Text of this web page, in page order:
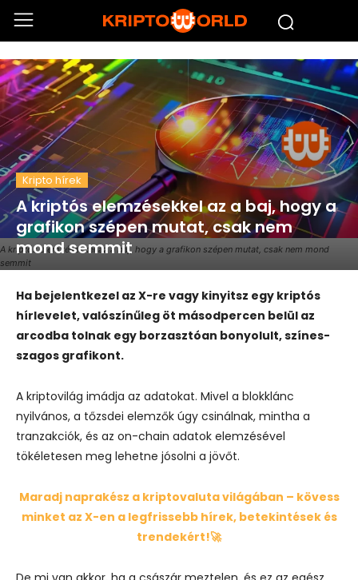
A kriptós elemzésekkel az a baj, hogy a grafikon szépen mutat, csak nem mond
semmit
Kripto hírek
A kriptós elemzésekkel az a baj, hogy a
grafikon szépen mutat, csak nem
mond semmit
Ha bejelentkezel az X-re vagy kinyitsz egy kriptós
hírlevelet, valószínűleg öt másodpercen belül az
arcodba tolnak egy borzasztóan bonyolult, színes-
szagos grafikont.
A kriptovilág imádja az adatokat. Mivel a blokklánc
nyilvános, a tőzsdei elemzők úgy csinálnak, mintha a
tranzakciók, és az on-chain adatok elemzésével
tökéletesen meg lehetne jósolni a jövőt.
Maradj naprakész a kriptovaluta világában – kövess
minket az X-en a legfrissebb hírek, betekintések és
trendekért!🚀